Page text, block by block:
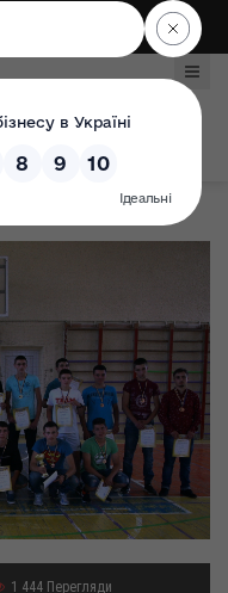
1 444 Перегляди